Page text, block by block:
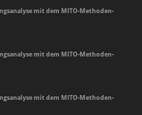
mit dem MITO-Methoden-
mit dem MITO-Methoden-
mit dem MITO-Methoden-